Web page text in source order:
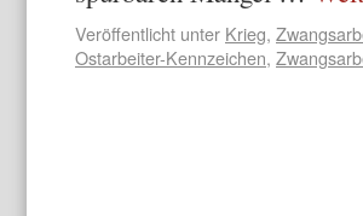
Veröffentlicht unter Krieg,
Ostarbeiter-Kennzeichen,